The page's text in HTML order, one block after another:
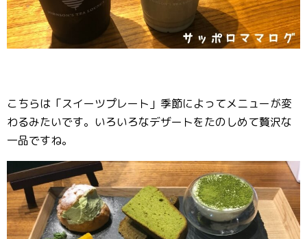
こちらは「スイーツプレート」季節によってメニューが変
わるみたいです。いろいろなデザートをたのしめて贅沢な
一品ですね。